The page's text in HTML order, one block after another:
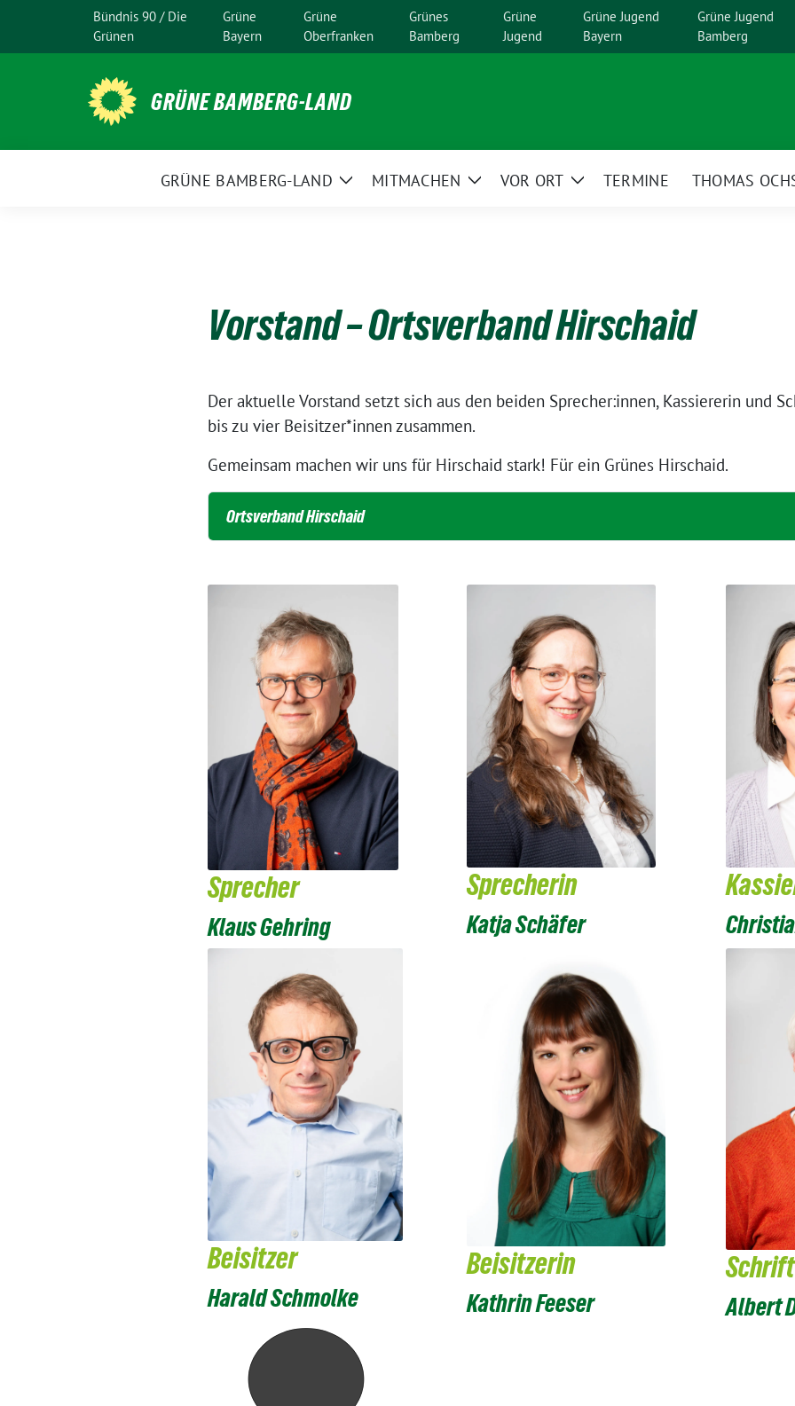
Bündnis 90 / Die
Grünen
Grüne
Bayern
Grüne
Oberfranken
Grünes
Bamberg
Grüne
Jugend
Grüne Jugend
Bayern
Grüne Jugend
Bamberg
GRÜNE BAMBERG-LAND
GRÜNE BAMBERG-LAND
ZeigeMITMACHEN
ZeigeVOR ORT
ZeigeTERMINE THOMAS
Vorstand – Ortsverband Hirschaid
Der aktuelle Vorstand setzt sich aus den beiden Sprecher:innen, Kassiererin und
bis zu vier Beisitzer*innen zusammen.
Gemeinsam machen wir uns für Hirschaid stark! Für ein Grünes Hirschaid.
Ortsverband Hirschaid
Sprecher
Klaus Gehring
Sprecherin
Katja Schäfer
Beisitzer
Harald Schmolke
Beisitzerin
Kathrin Feeser Albert